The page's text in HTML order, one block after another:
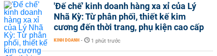
'Đế chế’ kinh doanh hàng xa xỉ của Lý
Nhã Kỳ: Từ phân phối, thiết kế kim
cương đến thời trang, phụ kiện cao cấp
KINH DOANH - 1 phút trước